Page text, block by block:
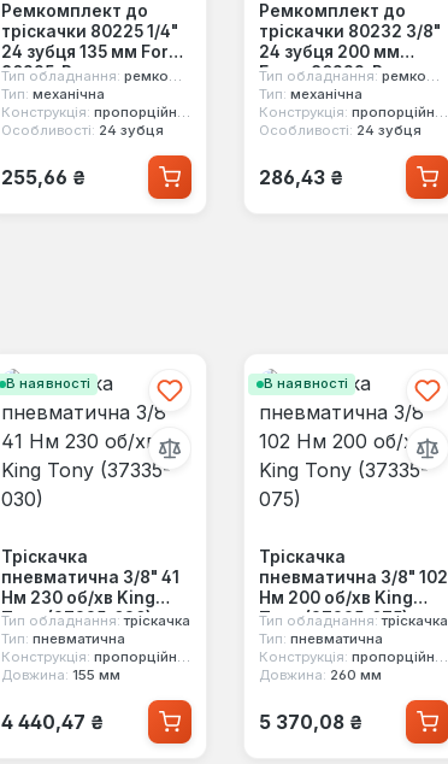
Ремкомплект до
тріскачки 80225 1/4"
24 зубця 135 мм Force
80225-P
Тип обладнання: ремкомплект
Тип: механічна
Конструкція: пропорційний механізм
Особливості: 24 зубця
Звичайна ціна:
255,66 ₴
Ремкомплект до
тріскачки 80232 3/8"
24 зубця 200 мм
Force 80232-P
Тип обладнання: ремкомплект
Тип: механічна
Конструкція: пропорційний механізм
Особливості: 24 зубця
Звичайна ціна:
286,43 ₴
В наявності
Тріскачка
пневматична 3/8" 41
Нм 230 об/хв King
Tony (37335-030)
Тип обладнання: тріскачка
Тип: пневматична
Конструкція: пропорційний механізм
Довжина: 155 мм
Звичайна ціна:
4 440,47 ₴
В наявності
Тріскачка
пневматична 3/8" 102
Нм 200 об/хв King
Tony (37335-075)
Тип обладнання: тріскачка
Тип: пневматична
Конструкція: пропорційний механізм
Довжина: 260 мм
Звичайна ціна:
5 370,08 ₴